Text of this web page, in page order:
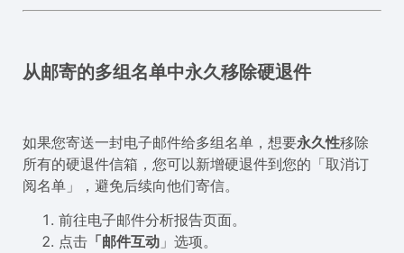
从邮寄的多组名单中永久移除硬退件
如果您寄送一封电子邮件给多组名单，想要永久性移除
所有的硬退件信箱，您可以新增硬退件到您的「取消订
阅名单」，避免后续向他们寄信。
前往电子邮件分析报告页面。
点击 「邮件互动 」选项。